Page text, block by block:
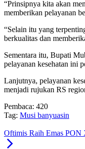
“Prinsipnya kita akan
memberikan pelayanan
“Selain itu yang
berkualitas dan
Sementara itu, Bupati
pelayanan kesehatan ini
Lanjutnya, pelayanan
menjadi rujukan RS
Pembaca: 420
Tag: Musi banyuasin
Oftimis Raih Emas PON